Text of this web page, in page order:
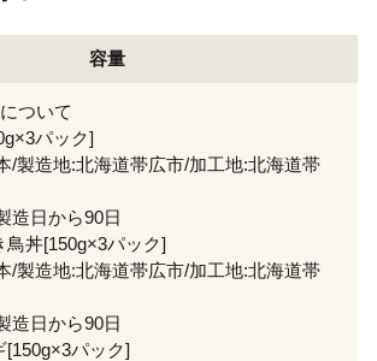
容量
ついて
パック]
造地:北海道帯広市/加工地:北海道帯
日から90日
鳥丼[150g×3パック]
造地:北海道帯広市/加工地:北海道帯
日から90日
[150g×3パック]